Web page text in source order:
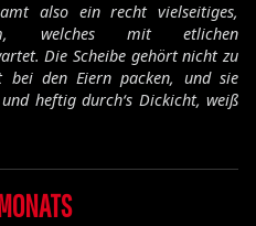
also ein recht vielseitiges,
welches mit etlichen
Die Scheibe gehört nicht zu
den Eiern packen, und sie
heftig durch‘s Dickicht, weiß